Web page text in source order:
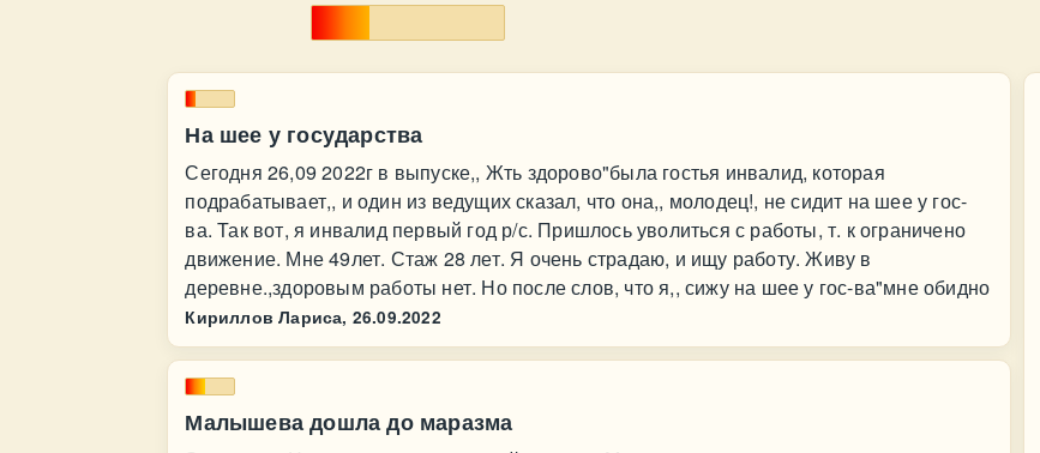
На шее у государства
Сегодня 26,09 2022г в выпуске,, Жть здорово"была гостья инвалид, которая
подрабатывает,, и один из ведущих сказал, что она,, молодец!, не сидит на шее у гос-
ва. Так вот, я инвалид первый год р/с. Пришлось уволиться с работы, т. к ограничено
движение. Мне 49лет. Стаж 28 лет. Я очень страдаю, и ищу работу. Живу в
деревне.,здоровым работы нет. Но после слов, что я,, сижу на шее у гос-ва"мне обидно
Кириллов Лариса, 26.09.2022
Малышева дошла до маразма